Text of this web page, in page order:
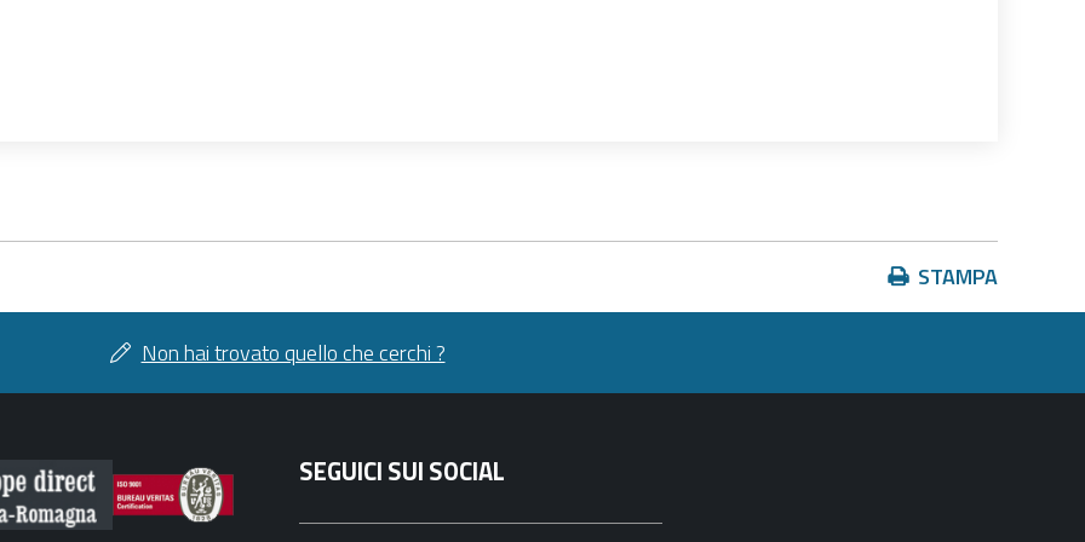
Azioni
sul
STAMPA
Non hai trovato quello che cerchi ?
SEGUICI SUI SOCIAL